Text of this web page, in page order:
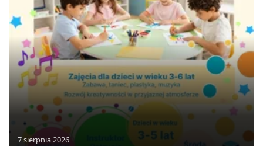
7 sierpnia 2026